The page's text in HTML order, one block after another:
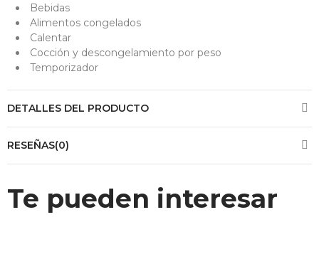
Bebidas
Alimentos congelados
Calentar
Cocción y descongelamiento por peso
Temporizador
DETALLES DEL PRODUCTO
RESEÑAS(0)
Te pueden interesar